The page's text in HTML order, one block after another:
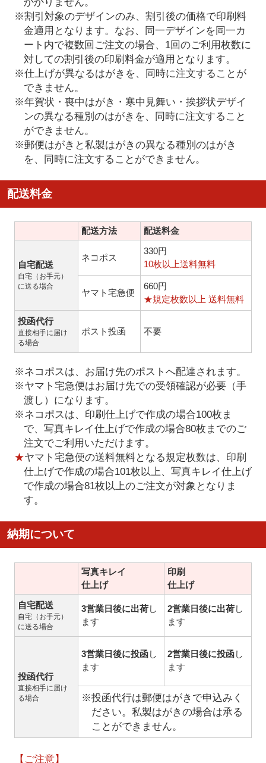
※割引対象のデザインのみ、割引後の価格で印刷料
金適用となります。なお、同一デザインを同一カ
ート内で複数回ご注文の場合、1回のご利用枚数に
対しての割引後の印刷料金が適用となります。
※仕上げが異なるはがきを、同時に注文することが
できません。
※年賀状・喪中はがき・寒中見舞い・挨拶状デザイ
ンの異なる種別のはがきを、同時に注文すること
ができません。
※郵便はがきと私製はがきの異なる種別のはがき
を、同時に注文することができません。
配送料金
配送方法 配送料金
自宅配送
自宅（お手元）
に送る場合
ネコポス
330円
10枚以上送料無料
ヤマト宅急便
660円
★規定枚数以上 送料無料
投函代行
直接相手に届け
る場合
ポスト投函 不要
※ネコポスは、お届け先のポストへ配達されます。
※ヤマト宅急便はお届け先での受領確認が必要（手
渡し）になります。
※ネコポスは、印刷仕上げで作成の場合100枚ま
で、写真キレイ仕上げで作成の場合80枚までのご
注文でご利用いただけます。
★ヤマト宅急便の送料無料となる規定枚数は、印刷
仕上げで作成の場合101枚以上、写真キレイ仕上げ
で作成の場合81枚以上のご注文が対象となりま
す。
納期について
写真キレイ
仕上げ
印刷
仕上げ
自宅配送
自宅（お手元）
に送る場合
3営業日後に出荷し
ます
2営業日後に出荷し
ます
投函代行
直接相手に届け
る場合
3営業日後に投函し
ます
2営業日後に投函し
ます
※投函代行は郵便はがきで申込みく
ださい。私製はがきの場合は承る
ことができません。
【ご注意】